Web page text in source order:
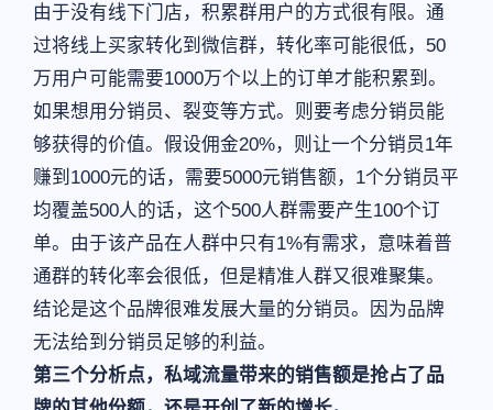
由于没有线下门店，积累群用户的方式很有限。通
过将线上买家转化到微信群，转化率可能很低，50
万用户可能需要1000万个以上的订单才能积累到。
如果想用分销员、裂变等方式。则要考虑分销员能
够获得的价值。假设佣金20%，则让一个分销员1年
赚到1000元的话，需要5000元销售额，1个分销员平
均覆盖500人的话，这个500人群需要产生100个订
单。由于该产品在人群中只有1%有需求，意味着普
通群的转化率会很低，但是精准人群又很难聚集。
结论是这个品牌很难发展大量的分销员。因为品牌
无法给到分销员足够的利益。
第三个分析点，私域流量带来的销售额是抢占了品